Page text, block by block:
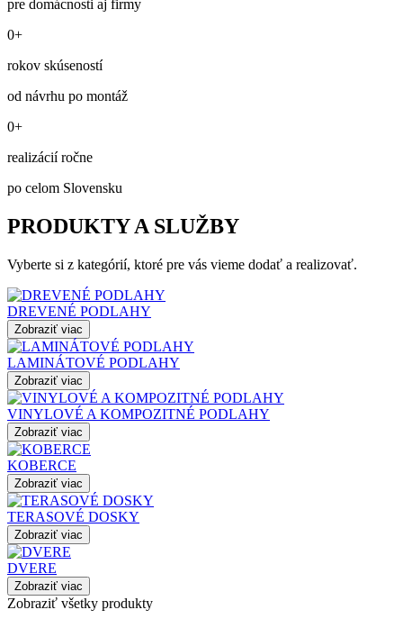
pre domácnosti aj firmy
0+
rokov skúseností
od návrhu po montáž
0+
realizácií ročne
po celom Slovensku
PRODUKTY A SLUŽBY
Vyberte si z kategórií, ktoré pre vás vieme dodať a realizovať.
DREVENÉ PODLAHY
Zobraziť viac
LAMINÁTOVÉ PODLAHY
Zobraziť viac
VINYLOVÉ A KOMPOZITNÉ PODLAHY
Zobraziť viac
KOBERCE
Zobraziť viac
TERASOVÉ DOSKY
Zobraziť viac
DVERE
Zobraziť viac
Zobraziť všetky produkty